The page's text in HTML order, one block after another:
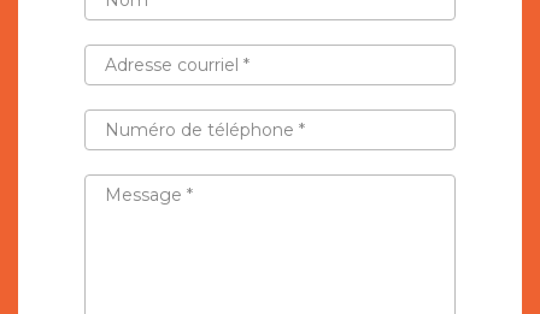
ADRESSE
COURRIEL
*
NUMÉRO
TÉLÉPHONE
*MESSAGE